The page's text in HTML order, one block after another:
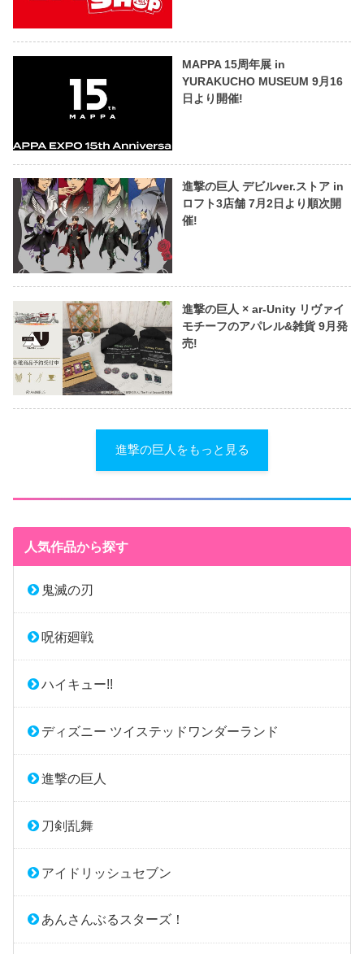
MAPPA 15周年展 in
YURAKUCHO MUSEUM 9月16
日より開催!
進撃の巨人 デビルver.ストア in
ロフト3店舗 7月2日より順次開
催!
進撃の巨人 × ar-Unity リヴァイ
モチーフのアパレル&雑貨 9月発
売!
進撃の巨人をもっと見る
人気作品から探す
鬼滅の刃
呪術廻戦
ハイキュー!!
ディズニー ツイステッドワンダーランド
進撃の巨人
刀剣乱舞
アイドリッシュセブン
あんさんぶるスターズ！